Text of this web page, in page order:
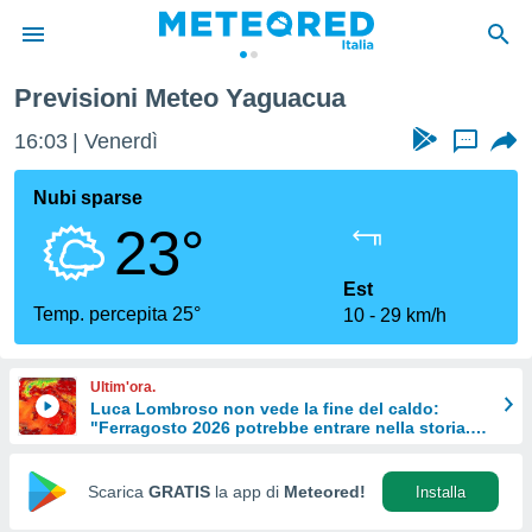
di
per
le
di
Web
Previsioni Meteo Yaguacua
16:03 Venerdì ...
Nubi sparse
23°
Temp. percepita 25°
Est
10
29 km/h
Ultim'ora.
Luca Lombroso non vede la fine del caldo:
"Ferragosto 2026 potrebbe entrare nella storia.
Scarica GRATIS la app di Meteored! Installa